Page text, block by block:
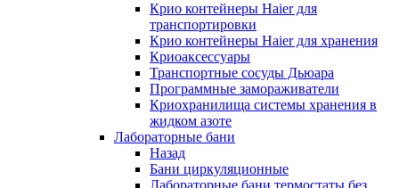
Крио контейнеры Haier для
транспортировки
Крио контейнеры Haier для хранения
Криоаксессуары
Транспортные сосуды Дьюара
Программные замораживатели
Криохранилища системы хранения в
жидком азоте
Лабораторные бани
Назад
Бани циркуляционные
Лабораторные бани термостаты без